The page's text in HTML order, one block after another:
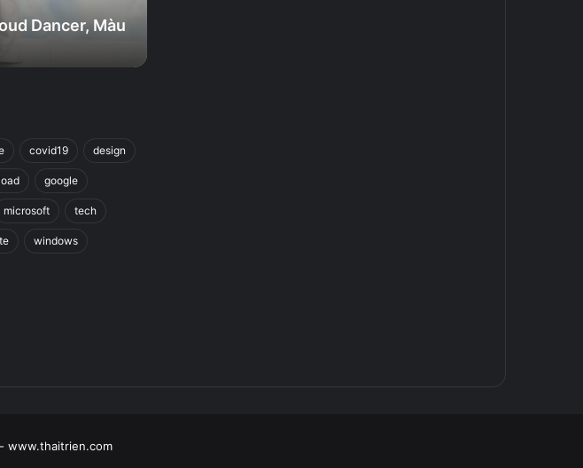
Dancer, Màu
covid19 design
google
microsoft tech
windows
www.thaitrien.com